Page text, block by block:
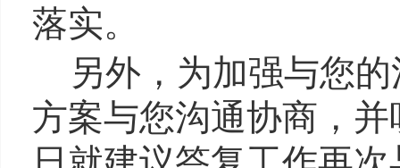
落实。
另外，为加强与您
方案与您沟通协商，